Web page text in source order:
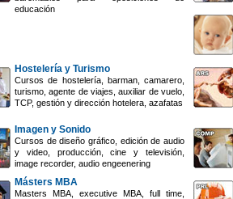
educación
Hostelería y Turismo
Cursos de hostelería, barman, camarero,
turismo, agente de viajes, auxiliar de vuelo,
TCP, gestión y dirección hotelera, azafatas
Imagen y Sonido
Cursos de diseño gráfico, edición de audio
y video, producción, cine y televisión,
image recorder, audio engeenering
Másters MBA
Masters MBA, executive MBA, full time,